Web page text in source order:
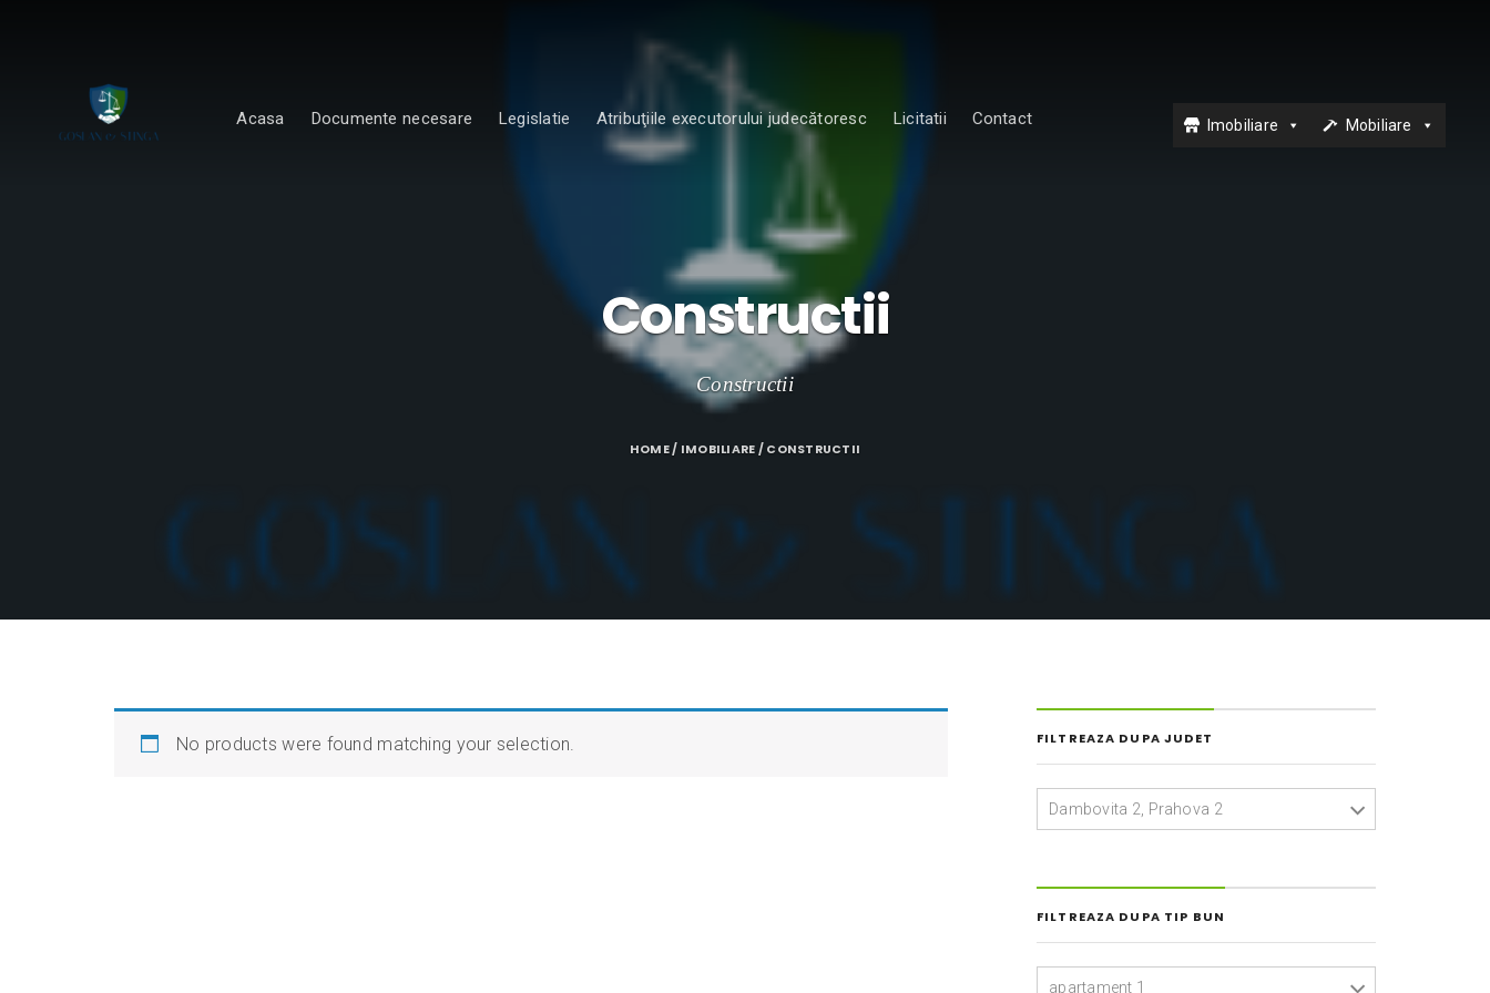
Acasa Documente necesare Legislatie Atribuţiile executorului judecătoresc Licitatii Contact Imobiliare Mobiliare
Constructii
Constructii
HOME/ IMOBILIARE / CONSTRUCTII
No products were found matching your selection. FILTREAZA DUPA JUDET
Dambovita 2, Prahova 2
FILTREAZA DUPA TIP BUN
apartament 1